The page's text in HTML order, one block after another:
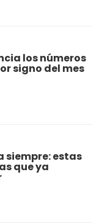
los números
signo del mes
siempre: estas
que ya